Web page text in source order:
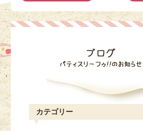
カテゴリー